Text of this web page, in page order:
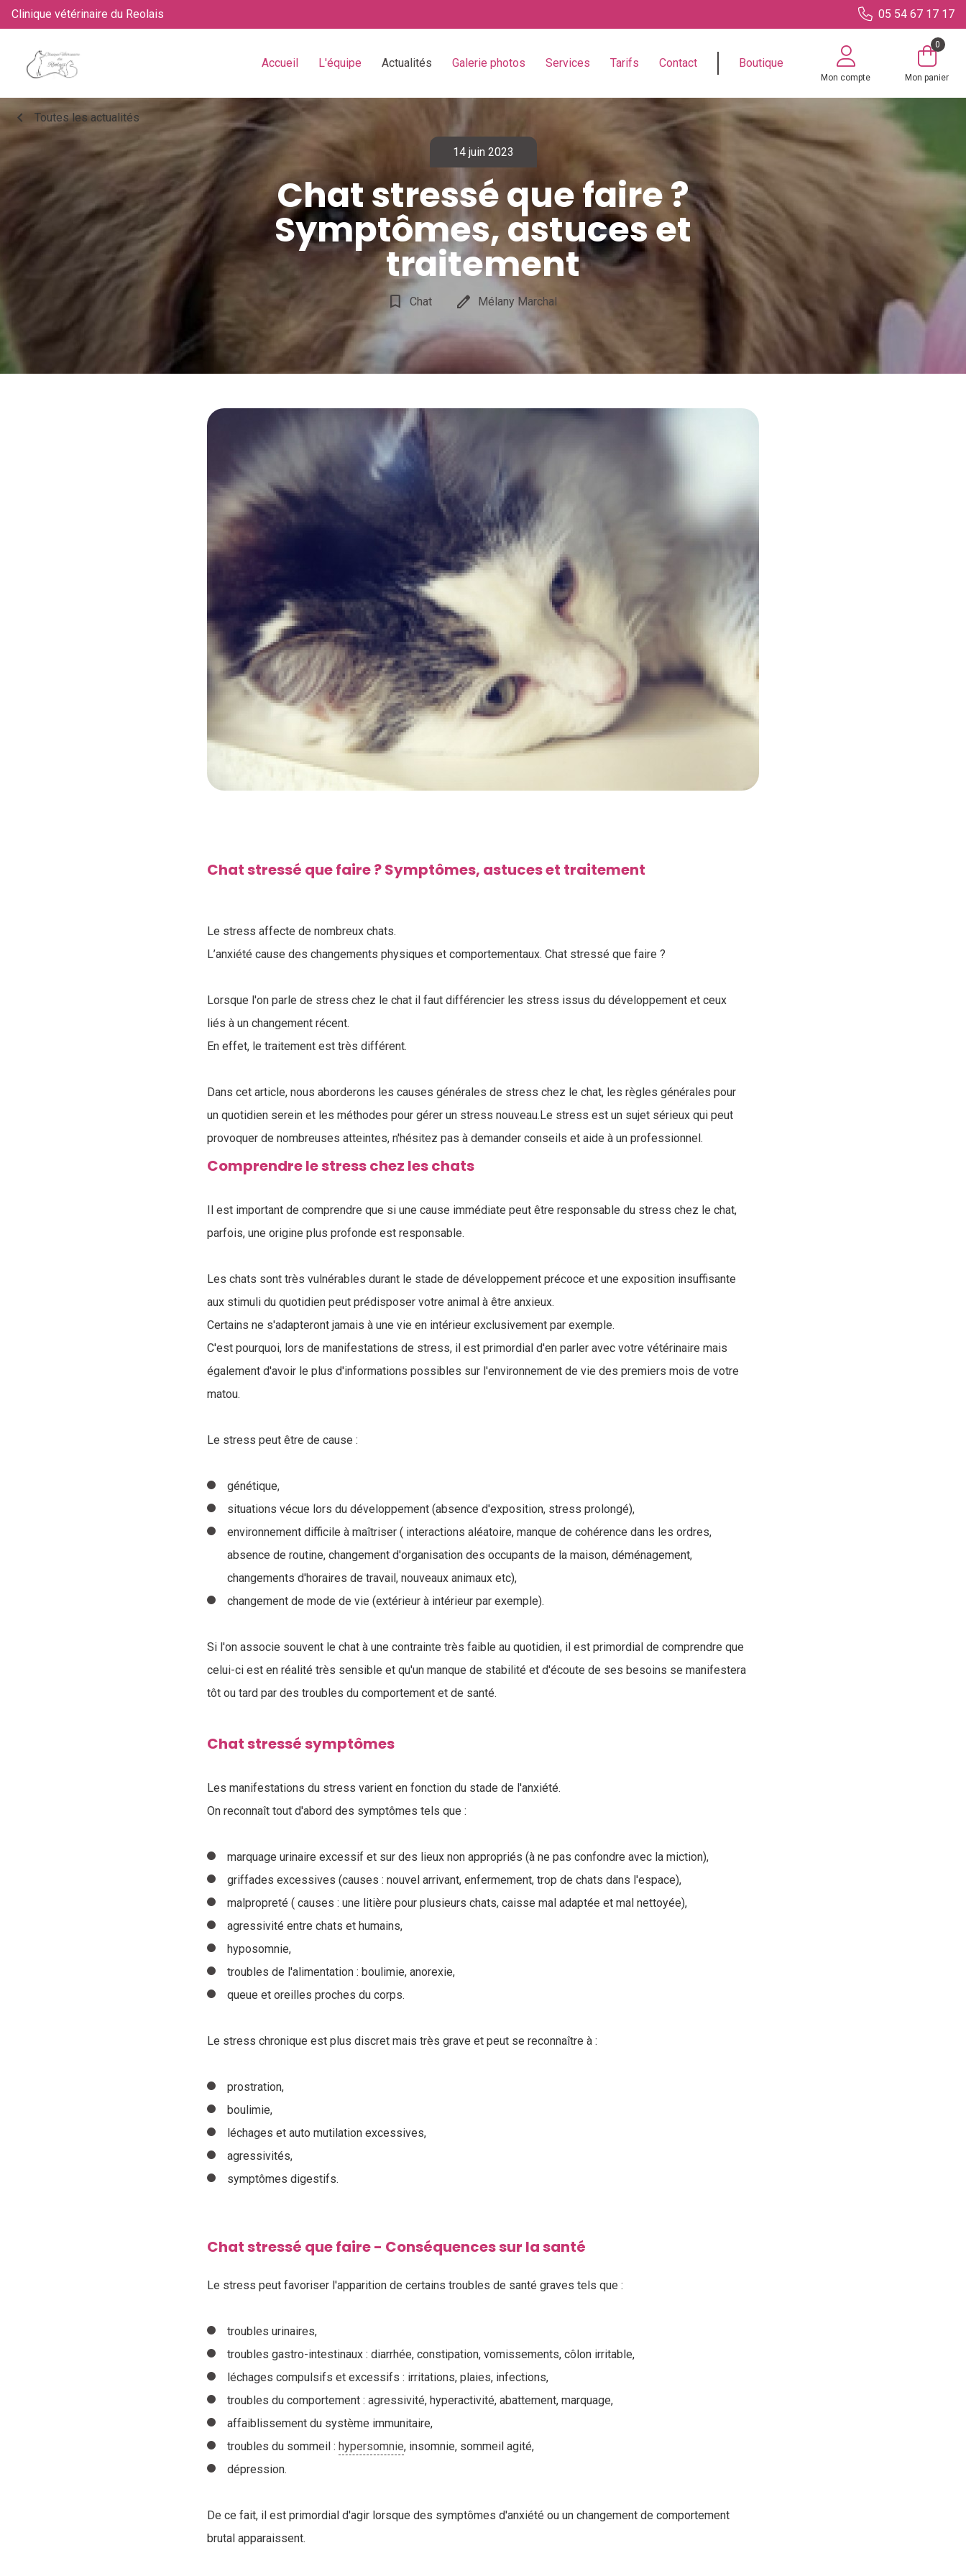
Clinique vétérinaire du Reolais 05 54 67 17 17
Accueil L'équipe Actualités Galerie photos Services Tarifs Contact Boutique
Mon compte
0
Mon panier
chevron_left Toutes les actualités
14 juin 2023
Chat stressé que faire ?
Symptômes, astuces et
traitement
bookmark_border Chat edit Mélany Marchal
Chat stressé que faire ? Symptômes, astuces et traitement
Le stress affecte de nombreux chats.
L’anxiété cause des changements physiques et comportementaux. Chat stressé que faire ?
Lorsque l'on parle de stress chez le chat il faut différencier les stress issus du développement et ceux
liés à un changement récent.
En effet, le traitement est très différent.
Dans cet article, nous aborderons les causes générales de stress chez le chat, les règles générales pour
un quotidien serein et les méthodes pour gérer un stress nouveau.Le stress est un sujet sérieux qui peut
provoquer de nombreuses atteintes, n'hésitez pas à demander conseils et aide à un professionnel.
Comprendre le stress chez les chats
Il est important de comprendre que si une cause immédiate peut être responsable du stress chez le chat,
parfois, une origine plus profonde est responsable.
Les chats sont très vulnérables durant le stade de développement précoce et une exposition insuffisante
aux stimuli du quotidien peut prédisposer votre animal à être anxieux.
Certains ne s'adapteront jamais à une vie en intérieur exclusivement par exemple.
C'est pourquoi, lors de manifestations de stress, il est primordial d'en parler avec votre vétérinaire mais
également d'avoir le plus d'informations possibles sur l'environnement de vie des premiers mois de votre
matou.
Le stress peut être de cause :
génétique,
situations vécue lors du développement (absence d'exposition, stress prolongé),
environnement difficile à maîtriser ( interactions aléatoire, manque de cohérence dans les ordres,
absence de routine, changement d'organisation des occupants de la maison, déménagement,
changements d'horaires de travail, nouveaux animaux etc),
changement de mode de vie (extérieur à intérieur par exemple).
Si l'on associe souvent le chat à une contrainte très faible au quotidien, il est primordial de comprendre que
celui-ci est en réalité très sensible et qu'un manque de stabilité et d'écoute de ses besoins se manifestera
tôt ou tard par des troubles du comportement et de santé.
Chat stressé symptômes
Les manifestations du stress varient en fonction du stade de l'anxiété.
On reconnaît tout d'abord des symptômes tels que :
marquage urinaire excessif et sur des lieux non appropriés (à ne pas confondre avec la miction),
griffades excessives (causes : nouvel arrivant, enfermement, trop de chats dans l'espace),
malpropreté ( causes : une litière pour plusieurs chats, caisse mal adaptée et mal nettoyée),
agressivité entre chats et humains,
hyposomnie,
troubles de l'alimentation : boulimie, anorexie,
queue et oreilles proches du corps.
Le stress chronique est plus discret mais très grave et peut se reconnaître à :
prostration,
boulimie,
léchages et auto mutilation excessives,
agressivités,
symptômes digestifs.
Chat stressé que faire - Conséquences sur la santé
Le stress peut favoriser l'apparition de certains troubles de santé graves tels que :
troubles urinaires,
troubles gastro-intestinaux : diarrhée, constipation, vomissements, côlon irritable,
léchages compulsifs et excessifs : irritations, plaies, infections,
troubles du comportement : agressivité, hyperactivité, abattement, marquage,
affaiblissement du système immunitaire,
troubles du sommeil : hypersomnie, insomnie, sommeil agité,
dépression.
De ce fait, il est primordial d'agir lorsque des symptômes d'anxiété ou un changement de comportement
brutal apparaissent.